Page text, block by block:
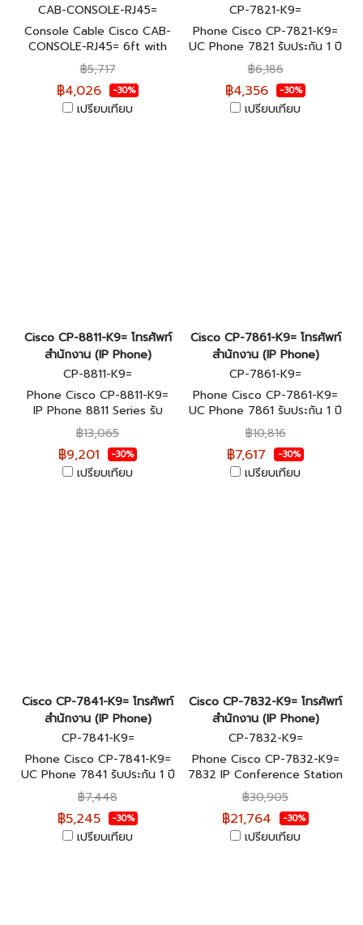
CAB-CONSOLE-RJ45=
Console Cable Cisco CAB-
CONSOLE-RJ45= 6ft with
RJ45 and DB9F สินค้าของแท้
100%
฿5,717
฿4,026 -30%
เปรียบเทียบ
CP-7821-K9=
Phone Cisco CP-7821-K9=
UC Phone 7821 รับประกัน 1 ปี
฿6,186
฿4,356 -30%
เปรียบเทียบ
Cisco CP-8811-K9= โทรศัพท์
สำนักงาน (IP Phone)
CP-8811-K9=
Phone Cisco CP-8811-K9=
IP Phone 8811 Series รับ
ประกัน 1 ปี
฿13,065
฿9,201 -30%
เปรียบเทียบ
Cisco CP-7861-K9= โทรศัพท์
สำนักงาน (IP Phone)
CP-7861-K9=
Phone Cisco CP-7861-K9=
UC Phone 7861 รับประกัน 1 ปี
฿10,816
฿7,617 -30%
เปรียบเทียบ
Cisco CP-7841-K9= โทรศัพท์
สำนักงาน (IP Phone)
CP-7841-K9=
Phone Cisco CP-7841-K9=
UC Phone 7841 รับประกัน 1 ปี
฿7,448
฿5,245 -30%
เปรียบเทียบ
Cisco CP-7832-K9= โทรศัพท์
สำนักงาน (IP Phone)
CP-7832-K9=
Phone Cisco CP-7832-K9=
7832 IP Conference Station
รับประกัน 1 ปี
฿30,905
฿21,764 -30%
เปรียบเทียบ